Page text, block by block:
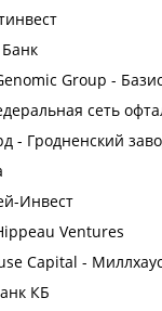
Group -
сеть
- Гродненский
Инвест
Ventures
Capital -
КБ